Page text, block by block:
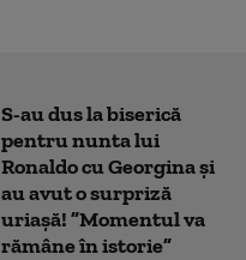
S-au dus la biserică
pentru nunta lui
Ronaldo cu Georgina și
au avut o surpriză
uriașă! ”Momentul va
rămâne în istorie”